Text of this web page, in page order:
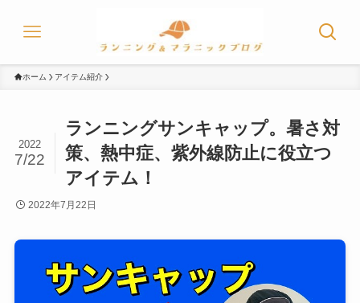
ホーム アイテム紹介
ランニングサンキャップ。暑さ対
策、熱中症、紫外線防止に役立つ
アイテム！
2022
7/22
2022年7月22日